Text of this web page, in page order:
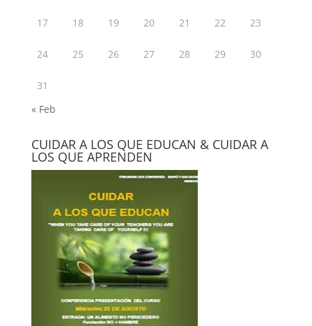
17 18 19 20 21 22 23
24 25 26 27 28 29 30
31
« Feb
CUIDAR A LOS QUE EDUCAN & CUIDAR A
LOS QUE APRENDEN